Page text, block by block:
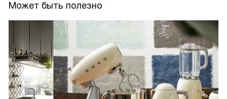
Может быть полезно